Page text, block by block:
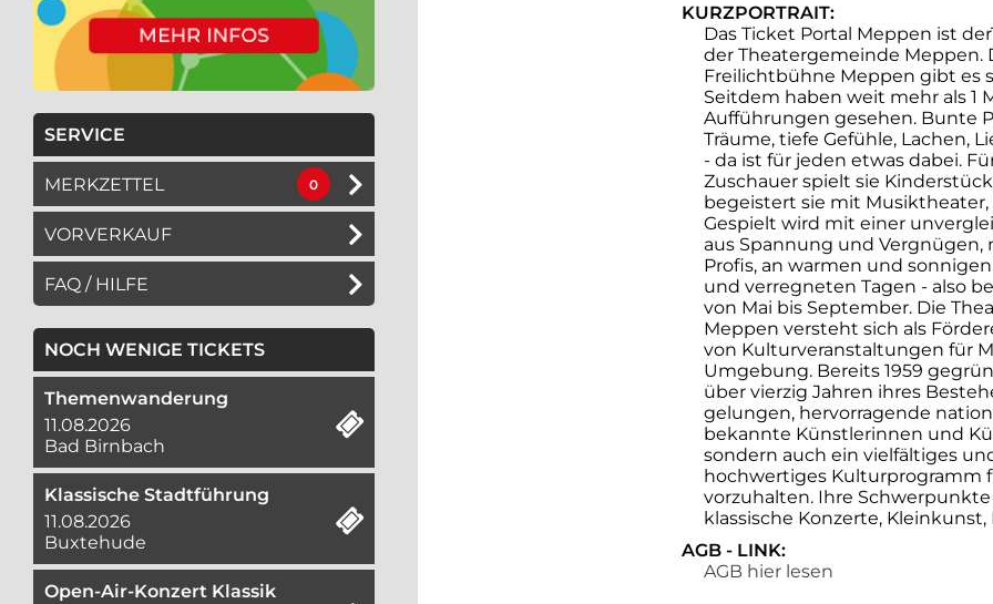
SERVICE
MERKZETTEL 0
VORVERKAUF
FAQ / HILFE
NOCH WENIGE TICKETS
Themenwanderung
11.08.2026
Bad Birnbach
Klassische Stadtführung
11.08.2026
Buxtehude
Open-Air-Konzert Klassik
KURZPORTRAIT:
Das Ticket Portal Meppen ist
der Theatergemeinde Meppen.
Freilichtbühne Meppen gibt es
Seitdem haben weit mehr als 1
Aufführungen gesehen. Bunte
Träume, tiefe Gefühle, Lachen,
- da ist für jeden etwas dabei.
Zuschauer spielt sie
begeistert sie mit Musiktheater,
Gespielt wird mit einer
aus Spannung und
Profis, an warmen und
und verregneten Tagen - also
von Mai bis September. Die
Meppen versteht sich als
von Kulturveranstaltungen für
Umgebung. Bereits 1959
über vierzig Jahren ihres
gelungen, hervorragende
bekannte Künstlerinnen und
sondern auch ein vielfältiges
hochwertiges Kulturprogramm
vorzuhalten. Ihre Schwerpunkte
klassische Konzerte, Kleinkunst,
AGB - LINK:
AGB hier lesen